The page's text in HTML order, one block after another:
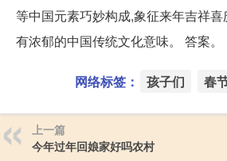
等中国元素巧妙构成,象征来年吉祥
有浓郁的中国传统文化意味。 答案。
网络标签： 孩子们 春
上一篇
今年过年回娘家好吗农村